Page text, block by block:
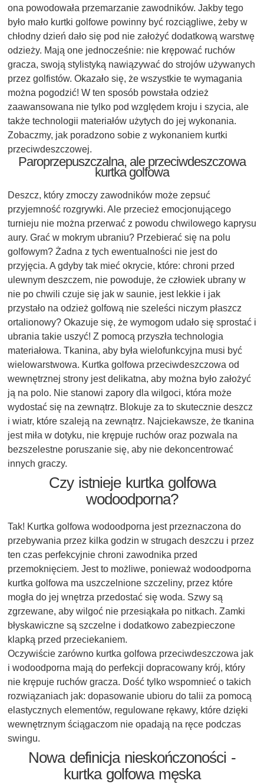
ona powodowała przemarzanie zawodników. Jakby tego
było mało kurtki golfowe powinny być rozciągliwe, żeby w
chłodny dzień dało się pod nie założyć dodatkową warstwę
odzieży. Mają one jednocześnie: nie krępować ruchów
gracza, swoją stylistyką nawiązywać do strojów używanych
przez golfistów. Okazało się, że wszystkie te wymagania
można pogodzić! W ten sposób powstała odzież
zaawansowana nie tylko pod względem kroju i szycia, ale
także technologii materiałów użytych do jej wykonania.
Zobaczmy, jak poradzono sobie z wykonaniem kurtki
przeciwdeszczowej.
Paroprzepuszczalna, ale przeciwdeszczowa
kurtka golfowa
Deszcz, który zmoczy zawodników może zepsuć
przyjemność rozgrywki. Ale przecież emocjonującego
turnieju nie można przerwać z powodu chwilowego kaprysu
aury. Grać w mokrym ubraniu? Przebierać się na polu
golfowym? Żadna z tych ewentualności nie jest do
przyjęcia. A gdyby tak mieć okrycie, które: chroni przed
ulewnym deszczem, nie powoduje, że człowiek ubrany w
nie po chwili czuje się jak w saunie, jest lekkie i jak
przystało na odzież golfową nie szeleści niczym płaszcz
ortalionowy? Okazuje się, że wymogom udało się sprostać i
ubrania takie uszyć! Z pomocą przyszła technologia
materiałowa. Tkanina, aby była wielofunkcyjna musi być
wielowarstwowa. Kurtka golfowa przeciwdeszczowa od
wewnętrznej strony jest delikatna, aby można było założyć
ją na polo. Nie stanowi zapory dla wilgoci, która może
wydostać się na zewnątrz. Blokuje za to skutecznie deszcz
i wiatr, które szaleją na zewnątrz. Najciekawsze, że tkanina
jest miła w dotyku, nie krępuje ruchów oraz pozwala na
bezszelestne poruszanie się, aby nie dekoncentrować
innych graczy.
Czy istnieje kurtka golfowa
wodoodporna?
Tak! Kurtka golfowa wodoodporna jest przeznaczona do
przebywania przez kilka godzin w strugach deszczu i przez
ten czas perfekcyjnie chroni zawodnika przed
przemoknięciem. Jest to możliwe, ponieważ wodoodporna
kurtka golfowa ma uszczelnione szczeliny, przez które
mogła do jej wnętrza przedostać się woda. Szwy są
zgrzewane, aby wilgoć nie przesiąkała po nitkach. Zamki
błyskawiczne są szczelne i dodatkowo zabezpieczone
klapką przed przeciekaniem.
Oczywiście zarówno kurtka golfowa przeciwdeszczowa jak
i wodoodporna mają do perfekcji dopracowany krój, który
nie krępuje ruchów gracza. Dość tylko wspomnieć o takich
rozwiązaniach jak: dopasowanie ubioru do talii za pomocą
elastycznych elementów, regulowane rękawy, które dzięki
wewnętrznym ściągaczom nie opadają na ręce podczas
swingu.
Nowa definicja nieskończoności -
kurtka golfowa męska